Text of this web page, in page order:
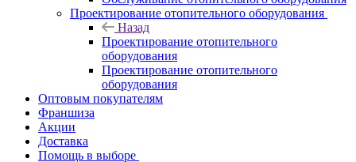
Проектирование отопительного оборудования
Назад
Проектирование отопительного
оборудования
Проектирование отопительного
оборудования
Оптовым покупателям
Франшиза
Акции
Доставка
Помощь в выборе